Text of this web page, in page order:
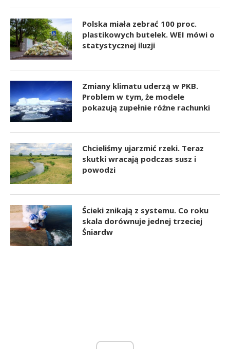
Polska miała zebrać 100 proc.
plastikowych butelek. WEI mówi o
statystycznej iluzji
Zmiany klimatu uderzą w PKB.
Problem w tym, że modele
pokazują zupełnie różne rachunki
Chcieliśmy ujarzmić rzeki. Teraz
skutki wracają podczas susz i
powodzi
Ścieki znikają z systemu. Co roku
skala dorównuje jednej trzeciej
Śniardw